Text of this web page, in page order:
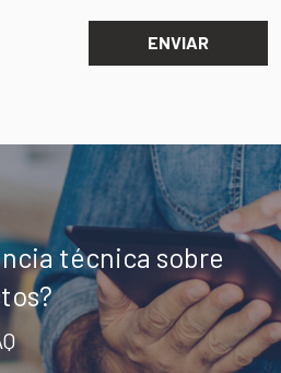
técnica sobre